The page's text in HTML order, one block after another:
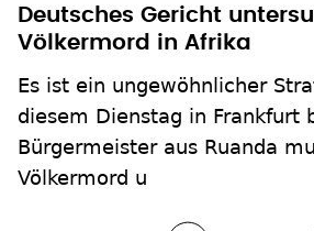
Deutsches Gericht
Völkermord in Afrika
Es ist ein ungewöhnlicher
diesem Dienstag in Frankfurt
Bürgermeister aus Ruanda
Völkermord u